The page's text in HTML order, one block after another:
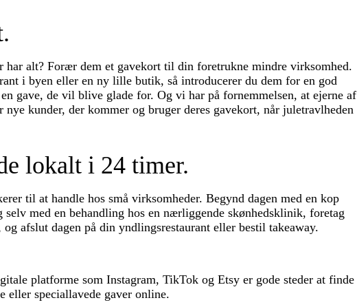
har alt? Forær dem et gavekort til din foretrukne mindre virksomhed.
i byen eller en ny lille butik, så introducerer du dem for en god
gave, de vil blive glade for. Og vi har på fornemmelsen, at ejerne af
kunder, der kommer og bruger deres gavekort, når juletravlheden
lokalt i 24 timer.
til at handle hos små virksomheder. Begynd dagen med en kop
med en behandling hos en nærliggende skønhedsklinik, foretag
afslut dagen på din yndlingsrestaurant eller bestil takeaway.
platforme som Instagram, TikTok og Etsy er gode steder at finde
eller speciallavede gaver online.